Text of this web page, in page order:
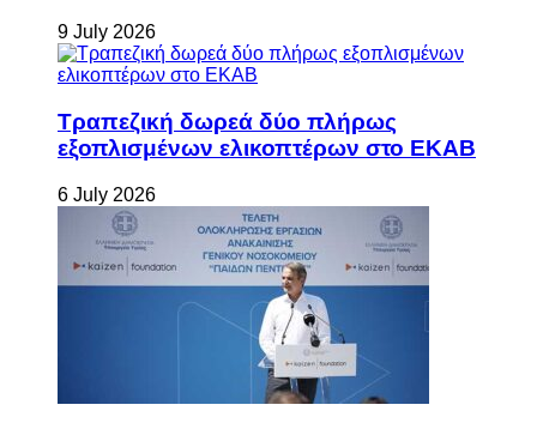
9 July 2026
Τραπεζική δωρεά δύο πλήρως
εξοπλισμένων ελικοπτέρων στο ΕΚΑΒ
6 July 2026